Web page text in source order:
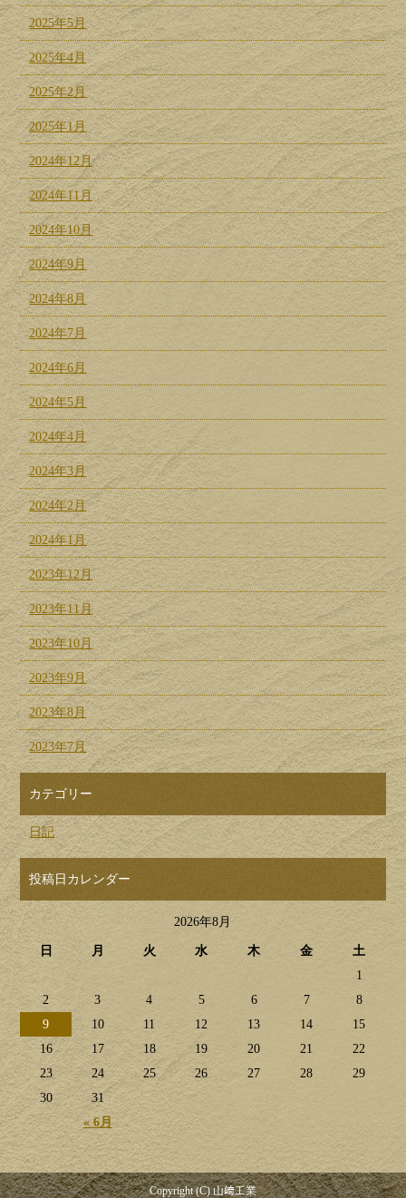
2025年5月
2025年4月
2025年2月
2025年1月
2024年12月
2024年11月
2024年10月
2024年9月
2024年8月
2024年7月
2024年6月
2024年5月
2024年4月
2024年3月
2024年2月
2024年1月
2023年12月
2023年11月
2023年10月
2023年9月
2023年8月
2023年7月
カテゴリー
日記
投稿日カレンダー
2026年8月
日 月 火 水 木 金 土
« 6月
1
2
3 4 5 6 7
8
9
10 11 12 13 14
15
16
17 18 19 20 21
22
23
24 25 26 27 28
29
30
31
Copyright (C) 山﨑工業